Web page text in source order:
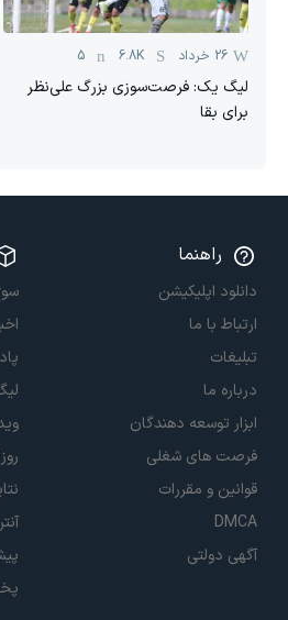
26 خرداد 6.8K
5
لیگ یک: فرصت‌سوزی بزرگ علی‌نظر
برای بقا
راهنما
دانلود اپلیکیشن
ارتباط با ما
تبلیغات
درباره ما
ابزار توسعه دهندگان
فرصت های شغلی
قوانین و مقررات
DMCA
آگهی دولتی